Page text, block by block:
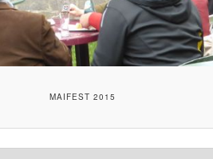
MAIFEST 2015